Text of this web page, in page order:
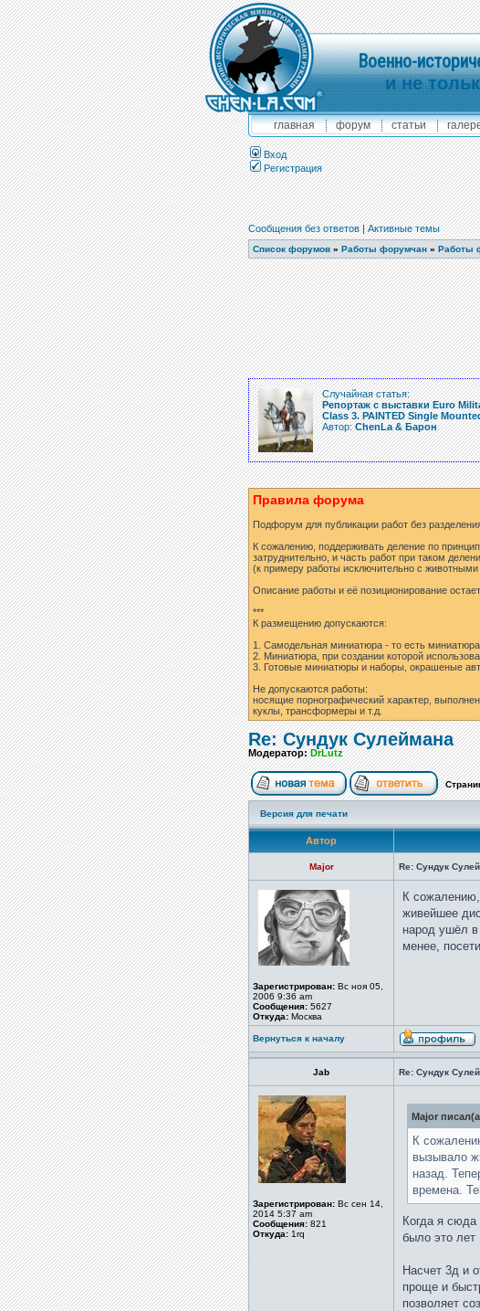
Военно-
и не
главная форум статьи
Вход
Регистрация
Сообщения без ответов|Активные темы
Список форумов » Работы форумчан » Работы
Случайная статья:
Репортаж с выставки Euro
Class 3. PAINTED Single
Автор:ChenLa & Барон
Правила форума
Подфорум для публикации работ без
К сожалению, поддерживать деление по
затруднительно, и часть работ при таком
(к примеру работы исключительно с животными
Описание работы и её позиционирование
***
К размещению допускаются:
1. Самодельная миниатюра - то есть
2. Миниатюра, при создании которой
3. Готовые миниатюры и наборы, окрашеные
Не допускаются работы:
носящие порнографический характер,
куклы, трансформеры и т.д.
Re: Сундук Сулеймана
Модератор:DrLutz
Версия для печати
Автор
Major Re: Сундук
Зарегистрирован: Вс ноя 05,
2006 9:36 am
Сообщения: 5627
Откуда: Москва
К
живейшее
народ ушёл в
менее,
Вернуться к началу
Jab Re: Сундук
Зарегистрирован: Вс сен 14,
2014 5:37 am
Сообщения: 821
Откуда: 1rq
Major
К
вызывало
назад.
времена.
Когда я
было это лет
Насчет 3д и
проще и
позволяет